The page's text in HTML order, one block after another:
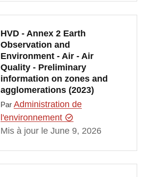
HVD - Annex 2 Earth
Observation and
Environment - Air - Air
Quality - Preliminary
information on zones and
agglomerations (2023)
Par Administration de
l'environnement
Mis à jour le June 9, 2026